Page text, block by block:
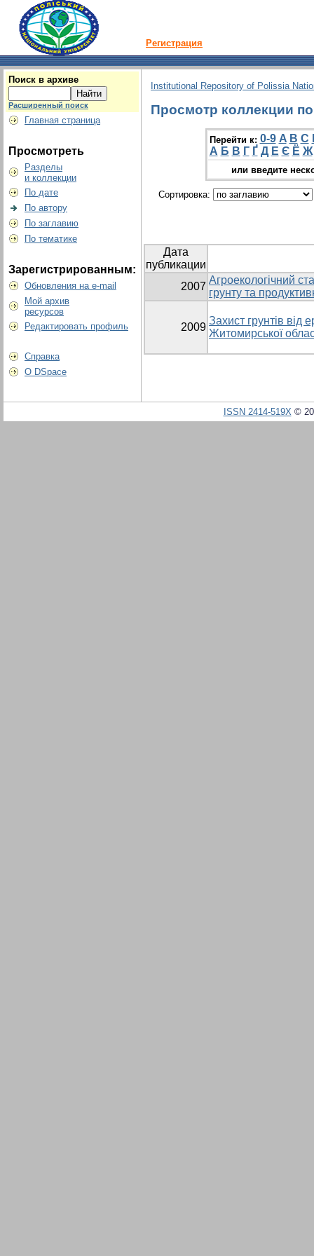
Регистрация
Поиск в архиве
Расширенный поиск
Главная страница
Просмотреть
Разделы
и коллекции
По дате
По автору
По заглавию
По тематике
Зарегистрированным:
Обновления на e-mail
Мой архив
ресурсов
Редактировать профиль
Справка
О DSpace
Institutional Repository of Polissia
Просмотр коллекции
Перейти к: 0-9 A B C
А Б В Г Ґ Д Е Є Ё Ж
или введите
Сортировка:
Дата
публикации
2007
Агроекологічний
грунту та
2009
Захист грунтів від
Житомирської
ISSN 2414-519X©